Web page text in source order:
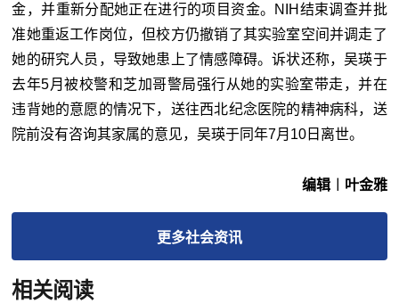
金，并重新分配她正在进行的项目资金。NIH结束调查并批
准她重返工作岗位，但校方仍撤销了其实验室空间并调走了
她的研究人员，导致她患上了情感障碍。诉状还称，吴瑛于
去年5月被校警和芝加哥警局强行从她的实验室带走，并在
违背她的意愿的情况下，送往西北纪念医院的精神病科，送
院前没有咨询其家属的意见，吴瑛于同年7月10日离世。
编辑︱叶金雅
更多社会资讯
相关阅读